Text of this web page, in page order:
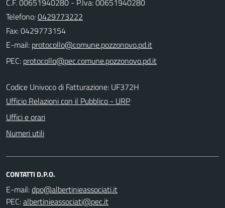
Telefono:0429773222
Fax: 0429773154
E-mail:
PEC:
Codice Univoco di Fatturazione: UF372H
Ufficio Relazioni con il Pubblico - URP
Uffici e orari
Numeri utili
CONTATTI D.P.O.
E-mail:
PEC: